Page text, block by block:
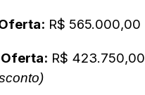
R$ 565.000,00
Oferta: R$ 423.750,00